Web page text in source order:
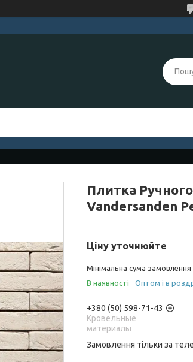
Плитка
Vandersanden
Ціну уточнюйте
Мінімальна сума
В наявності
Оптом і в
+380 (50) 598-71-43
Кровельные
материалы
Замовлення тільки за